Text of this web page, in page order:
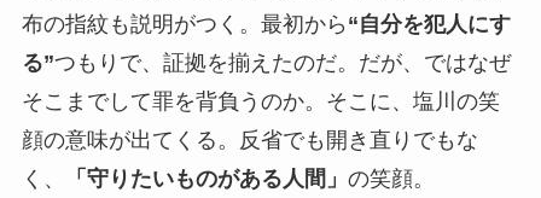
布の指紋も説明がつく。最初から “自分を犯人にす
る”つもりで、証拠を揃えたのだ。だが、ではなぜ
そこまでして罪を背負うのか。そこに、塩川の笑
顔の意味が出てくる。反省でも開き直りでもな
く、
「守りたいものがある人間」 の笑顔。